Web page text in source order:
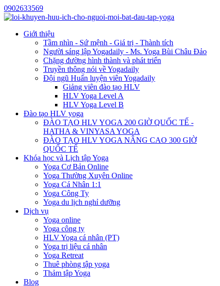
0902633569
Giới thiệu
Tầm nhìn - Sứ mệnh - Giá trị - Thành tích
Người sáng lập Yogadaily - Ms. Yoga Bùi Châu Đảo
Chặng đường hình thành và phát triển
Truyền thông nói về Yogadaily
Đội ngũ Huấn luyện viên Yogadaily
Giảng viên đào tạo HLV
HLV Yoga Level A
HLV Yoga Level B
Đào tạo HLV yoga
ĐÀO TẠO HLV YOGA 200 GIỜ QUỐC TẾ -
HATHA & VINYASA YOGA
ĐÀO TẠO HLV YOGA NÂNG CAO 300 GIỜ
QUỐC TẾ
Khóa học và Lịch tập Yoga
Yoga Cơ Bản Online
Yoga Thường Xuyên Online
Yoga Cá Nhân 1:1
Yoga Công Ty
Yoga du lịch nghỉ dưỡng
Dịch vụ
Yoga online
Yoga công ty
HLV Yoga cá nhân (PT)
Yoga trị liệu cá nhân
Yoga Retreat
Thuê phòng tập yoga
Thảm tập Yoga
Blog